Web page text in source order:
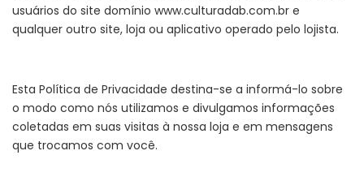
usuários do site domínio www.culturadab.com.br e
qualquer outro site, loja ou aplicativo operado pelo lojista.
Esta Política de Privacidade destina-se a informá-lo sobre
o modo como nós utilizamos e divulgamos informações
coletadas em suas visitas à nossa loja e em mensagens
que trocamos com você.